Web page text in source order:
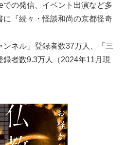
での発信、イベント出演など多
に『続々・怪談和尚の京都怪奇
ンネル」登録者数37万人、「三
録者数9.3万人（2024年11月現